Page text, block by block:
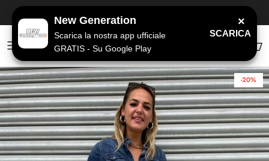
×
New Generation
Scarica la nostra app ufficiale
GRATIS - Su Google Play
SCARICA
Passa ai contenuti
Account
-20%